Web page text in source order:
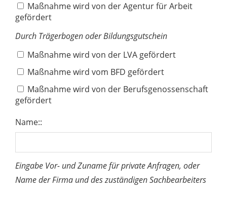
Maßnahme wird von der Agentur für Arbeit
gefördert
Durch Trägerbogen oder Bildungsgutschein
Maßnahme wird von der LVA gefördert
Maßnahme wird vom BFD gefördert
Maßnahme wird von der Berufsgenossenschaft
gefördert
Name::
Eingabe Vor- und Zuname für private Anfragen, oder
Name der Firma und des zuständigen Sachbearbeiters